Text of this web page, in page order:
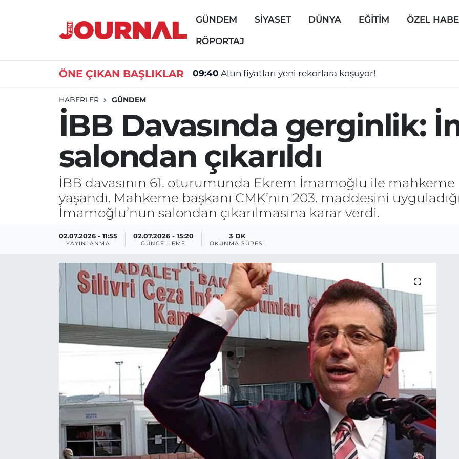
GÜNDEM SİYASET DÜNYA EĞİTİM ÖZEL
RÖPORTAJ
ÖNE ÇIKAN BAŞLIKLAR 09:40 Altın fiyatları yeni rekorlara koşuyor!
HABERLER GÜNDEM
İBB Davasında gerginlik:
salondan çıkarıldı
İBB davasının 61. oturumunda Ekrem İmamoğlu ile mahkeme
yaşandı. Mahkeme başkanı CMK’nın 203. maddesini
İmamoğlu’nun salondan çıkarılmasına karar verdi.
02.07.2026 - 11:55
YAYINLANMA
02.07.2026 - 15:20
GÜNCELLEME
3 DK
OKUNMA SÜRESI
GÜNDEM
DÜNYA
ÖZEL HABER
Nöbetçi Eczaneler
Süper Lig Puan Durumu ve Fikstür
Tüm Manşetler
Son Dakika Haberleri
Haber Arşivi